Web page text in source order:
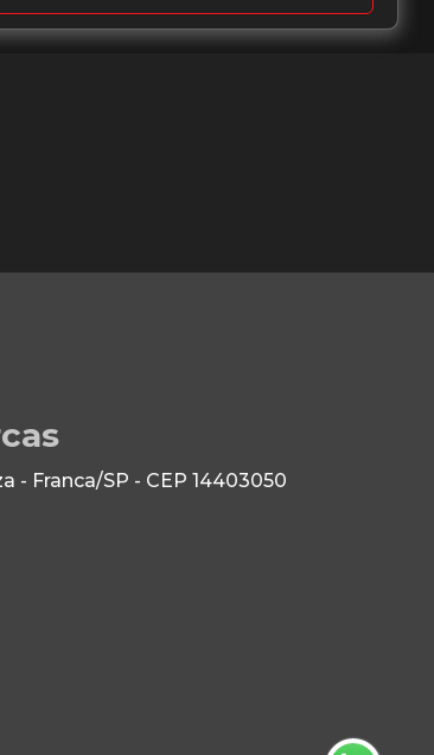
- Franca/SP - CEP 14403050